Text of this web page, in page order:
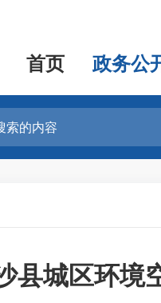
首页 政务公
县城区环境